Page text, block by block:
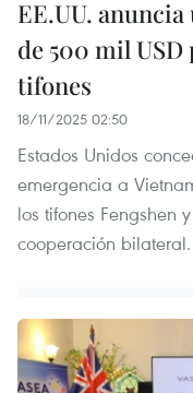
EE.UU.
de 500 mil
tifones
18/11/2025 02:50
Estados Unidos
emergencia a
los tifones Fengshen
cooperación bilateral.